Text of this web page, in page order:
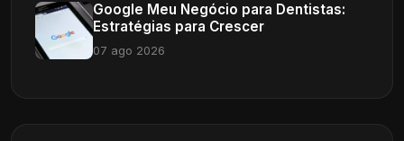
Google Meu Negócio para Dentistas:
Estratégias para Crescer
07 ago 2026